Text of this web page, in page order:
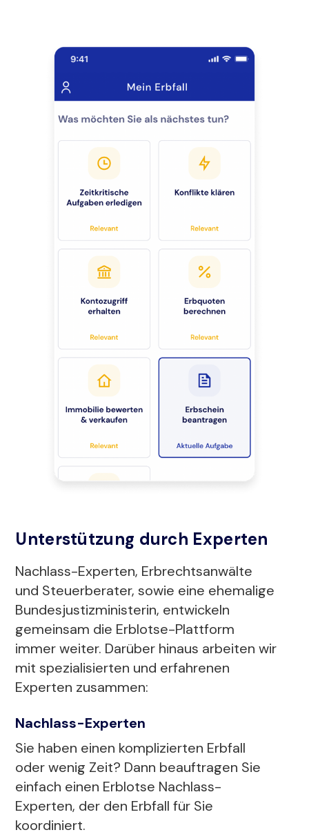
Unterstützung durch Experten
Nachlass-Experten, Erbrechtsanwälte
und Steuerberater, sowie eine ehemalige
Bundesjustizministerin, entwickeln
gemeinsam die Erblotse-Plattform
immer weiter. Darüber hinaus arbeiten wir
mit spezialisierten und erfahrenen
Experten zusammen:
Nachlass-Experten
Sie haben einen komplizierten Erbfall
oder wenig Zeit? Dann beauftragen Sie
einfach einen Erblotse Nachlass-
Experten, der den Erbfall für Sie
koordiniert.